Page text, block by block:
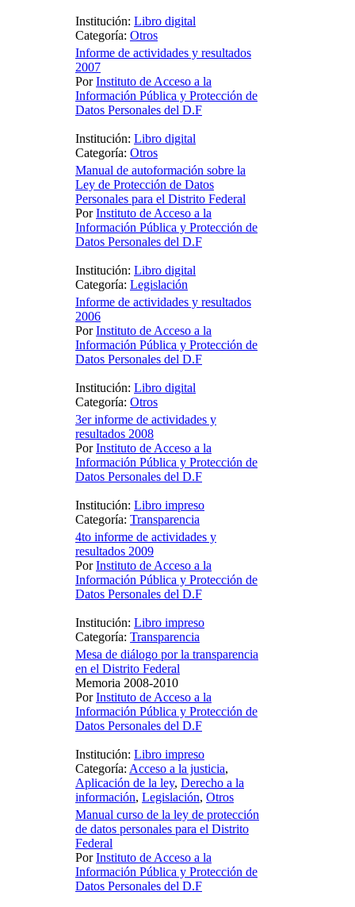
Institución: Libro digital
Categoría: Otros
Informe de actividades y resultados
2007
PorInstituto de Acceso a la
Información Pública y Protección de
Datos Personales del D.F
Institución: Libro digital
Categoría: Otros
Manual de autoformación sobre la
Ley de Protección de Datos
Personales para el Distrito Federal
PorInstituto de Acceso a la
Información Pública y Protección de
Datos Personales del D.F
Institución: Libro digital
Categoría: Legislación
Informe de actividades y resultados
2006
PorInstituto de Acceso a la
Información Pública y Protección de
Datos Personales del D.F
Institución: Libro digital
Categoría: Otros
3er informe de actividades y
resultados 2008
PorInstituto de Acceso a la
Información Pública y Protección de
Datos Personales del D.F
Institución: Libro impreso
Categoría: Transparencia
4to informe de actividades y
resultados 2009
PorInstituto de Acceso a la
Información Pública y Protección de
Datos Personales del D.F
Institución: Libro impreso
Categoría: Transparencia
Mesa de diálogo por la transparencia
en el Distrito Federal
Memoria 2008-2010
PorInstituto de Acceso a la
Información Pública y Protección de
Datos Personales del D.F
Institución: Libro impreso
Categoría: Acceso a la justicia,
Aplicación de la ley, Derecho a la
información, Legislación, Otros
Manual curso de la ley de protección
de datos personales para el Distrito
Federal
PorInstituto de Acceso a la
Información Pública y Protección de
Datos Personales del D.F